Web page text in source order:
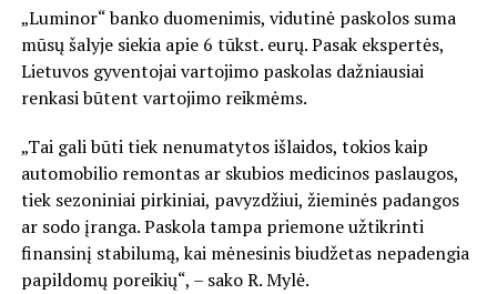
„Luminor“ banko duomenimis, vidutinė paskolos suma
mūsų šalyje siekia apie 6 tūkst. eurų. Pasak ekspertės,
Lietuvos gyventojai vartojimo paskolas dažniausiai
renkasi būtent vartojimo reikmėms.
„Tai gali būti tiek nenumatytos išlaidos, tokios kaip
automobilio remontas ar skubios medicinos paslaugos,
tiek sezoniniai pirkiniai, pavyzdžiui, žieminės padangos
ar sodo įranga. Paskola tampa priemone užtikrinti
finansinį stabilumą, kai mėnesinis biudžetas nepadengia
papildomų poreikių“, – sako R. Mylė.